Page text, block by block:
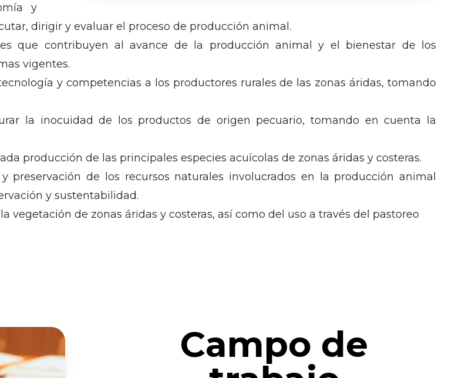
y
dirigir y evaluar el proceso de producción animal.
que contribuyen al avance de la producción animal y el bienestar de los
vigentes.
y competencias a los productores rurales de las zonas áridas, tomando
la inocuidad de los productos de origen pecuario, tomando en cuenta la
producción de las principales especies acuícolas de zonas áridas y costeras.
de los recursos naturales involucrados en la producción animal
y sustentabilidad.
vegetación de zonas áridas y costeras, así como del uso a través del pastoreo
Campo de